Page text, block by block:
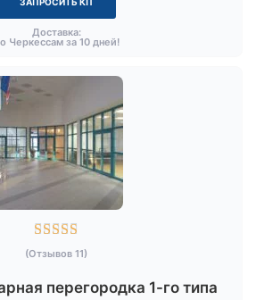
Доставка:
Черкессам за 10 дней!

(Отзывов 11)
перегородка 1-го типа